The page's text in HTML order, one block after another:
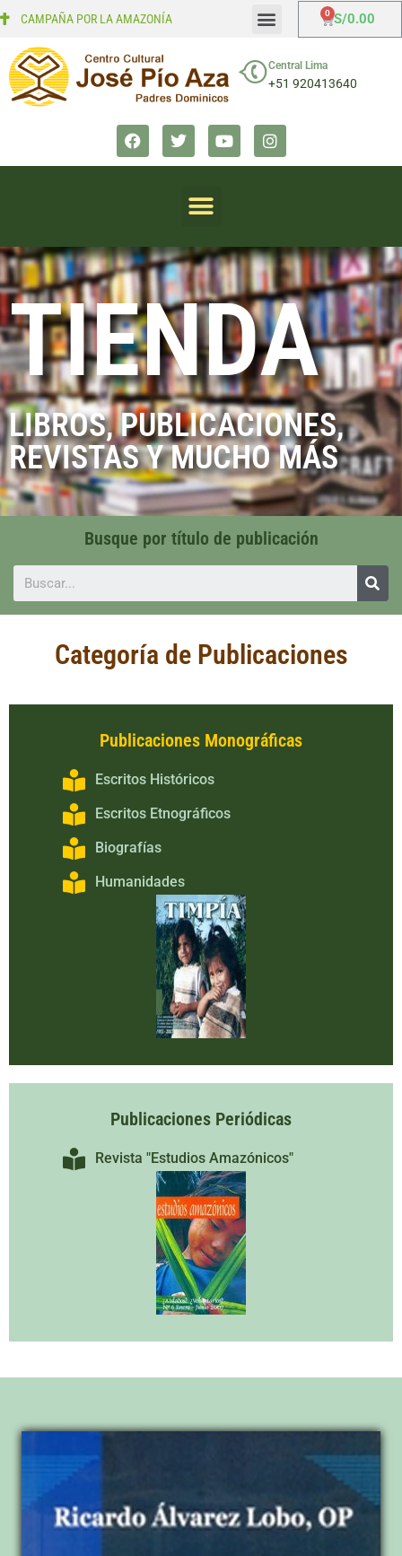
CAMPAÑA POR LA AMAZONÍA S/0.00
Central Lima
+51 920413640
TIENDA
LIBROS, PUBLICACIONES,
REVISTAS Y MUCHO MÁS
Busque por título de publicación
Categoría de Publicaciones
Publicaciones Monográficas
Escritos Históricos
Escritos Etnográficos
Biografías
Humanidades
Publicaciones Periódicas
Revista "Estudios Amazónicos"